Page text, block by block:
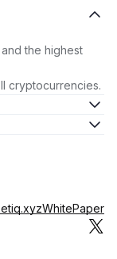
the highest
cryptocurrencies.
WhitePaper